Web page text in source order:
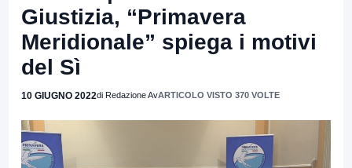
Giustizia, “Primavera
Meridionale” spiega i motivi
del Sì
10 GIUGNO 2022di Redazione AvARTICOLO VISTO 370 VOLTE